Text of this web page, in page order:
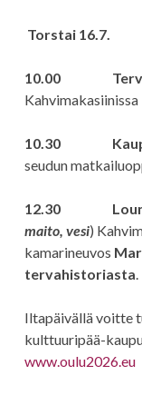
Torstai 16.7.
10.00
Kahvimakasiinissa
10.30
seudun
12.30
maito, vesi)
kamarineuvos
tervahistoriasta.
Iltapäivällä voitte
kulttuuripää-
www.oulu2026.eu